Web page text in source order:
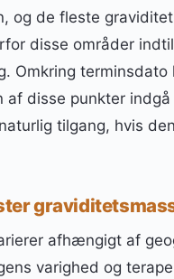
og de fleste
disse områder
Omkring terminsdato
af disse punkter indgå
tilgang, hvis
afhængigt af
varighed og